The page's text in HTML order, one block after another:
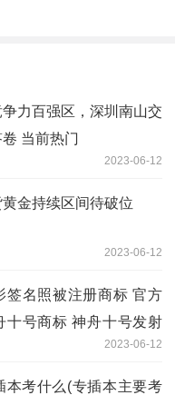
力百强区，深圳南山交
当前热门
2023-06-12
金持续区间待破位
2023-06-12
签名照被注册商标 官方
十号商标 神舟十号发射
2023-06-12
本考什么(专插本主要考